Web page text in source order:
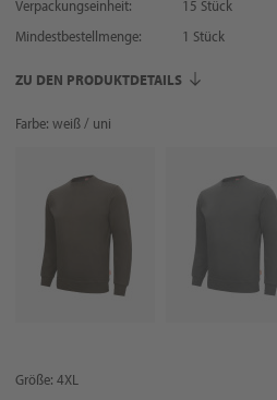
Verpackungseinheit:
15 Stück
Mindestbestellmenge:
1 Stück
ZU DEN PRODUKTDETAILS
Farbe: weiß / uni
Größe: 4XL